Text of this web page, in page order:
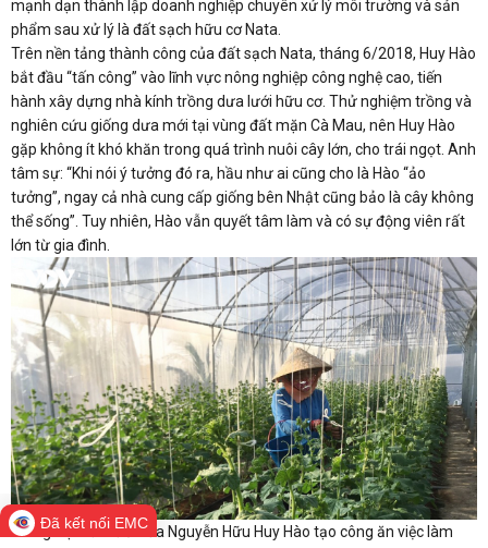
mạnh dạn thành lập doanh nghiệp chuyên xử lý môi trường và sản
phẩm sau xử lý là đất sạch hữu cơ Nata.
Trên nền tảng thành công của đất sạch Nata, tháng 6/2018, Huy Hào
bắt đầu “tấn công” vào lĩnh vực nông nghiệp công nghệ cao, tiến
hành xây dựng nhà kính trồng dưa lưới hữu cơ. Thử nghiệm trồng và
nghiên cứu giống dưa mới tại vùng đất mặn Cà Mau, nên Huy Hào
gặp không ít khó khăn trong quá trình nuôi cây lớn, cho trái ngọt. Anh
tâm sự: “Khi nói ý tưởng đó ra, hầu như ai cũng cho là Hào “ảo
tưởng”, ngay cả nhà cung cấp giống bên Nhật cũng bảo là cây không
thể sống”. Tuy nhiên, Hào vẫn quyết tâm làm và có sự động viên rất
lớn từ gia đình.
Trang trại dưa lưới của Nguyễn Hữu Huy Hào tạo công ăn việc làm
Đã kết nối EMC